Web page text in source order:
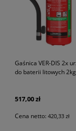
Gaśnica VER-DIS 2x
do baterii litowych 2kg
517,00 zł
Cena netto: 420,33 zł